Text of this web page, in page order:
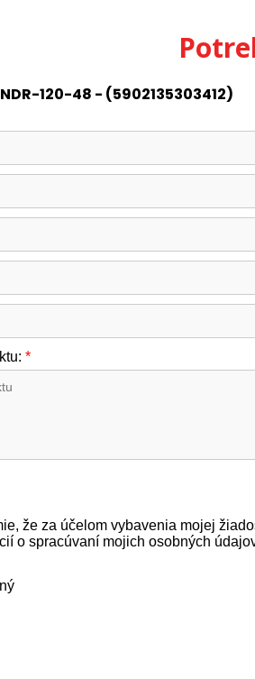
NDR-120-48 - (5902135303412)